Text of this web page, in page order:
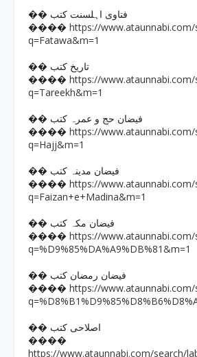
�� فتاوی اہلسنت کتب
���� https://www.ataunnabi.com/
q=Fatawa&m=1
�� تاریخ کتب
���� https://www.ataunnabi.com/
q=Tareekh&m=1
�� فیضان حج و عمرہ کتب
���� https://www.ataunnabi.com/
q=Hajj&m=1
�� فیضان مدینہ کتب
���� https://www.ataunnabi.com/
q=Faizan+e+Madina&m=1
�� فیضان مکہ کتب
���� https://www.ataunnabi.com/
q=%D9%85%DA%A9%DB%81&m=1
�� فیضان رمضان کتب
���� https://www.ataunnabi.com/
�� اصلاحی کتب
����
https://www.ataunnabi.com/search/